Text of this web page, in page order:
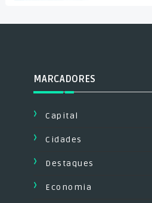
MARCADORES
Capital
Cidades
Destaques
Economia